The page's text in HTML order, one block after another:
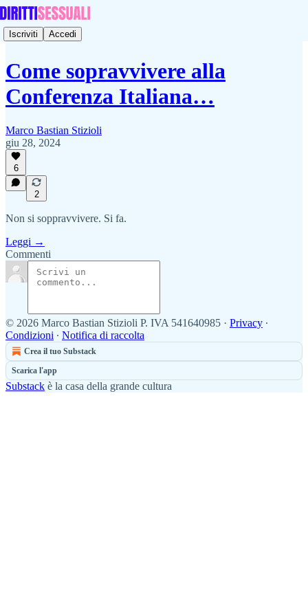
Iscriviti Accedi
Come sopravvivere alla
Conferenza Italiana…
Marco Bastian Stizioli
giu 28, 2024
6
2
Non si soppravvivere. Si fa.
Leggi →
Commenti
© 2026 Marco Bastian Stizioli P. IVA 541640985 · Privacy ∙
Condizioni ∙ Notifica di raccolta
Crea il tuo Substack
Scarica l'app
Substack è la casa della grande cultura